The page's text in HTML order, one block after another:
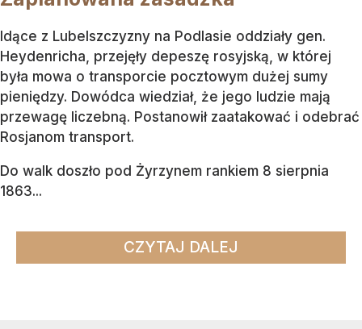
Idące z Lubelszczyzny na Podlasie oddziały gen.
Heydenricha, przejęły depeszę rosyjską, w której
była mowa o transporcie pocztowym dużej sumy
pieniędzy. Dowódca wiedział, że jego ludzie mają
przewagę liczebną. Postanowił zaatakować i odebrać
Rosjanom transport.
Do walk doszło pod Żyrzynem rankiem 8 sierpnia
1863...
CZYTAJ DALEJ